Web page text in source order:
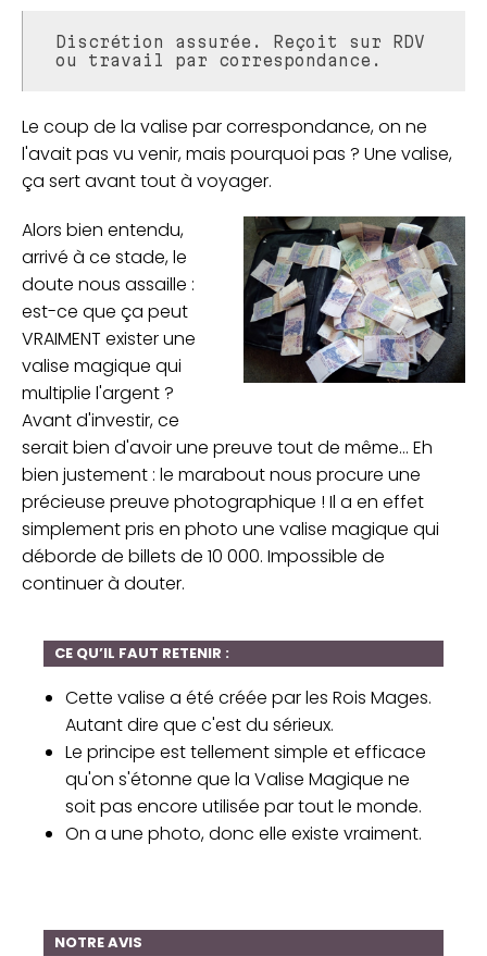
Discrétion assurée. Reçoit sur RDV
ou travail par correspondance.
Le coup de la valise par correspondance, on ne
l'avait pas vu venir, mais pourquoi pas ? Une valise,
ça sert avant tout à voyager.
Alors bien entendu,
arrivé à ce stade, le
doute nous assaille :
est-ce que ça peut
VRAIMENT exister une
valise magique qui
multiplie l'argent ?
Avant d'investir, ce
serait bien d'avoir une preuve tout de même... Eh
bien justement : le marabout nous procure une
précieuse preuve photographique ! Il a en effet
simplement pris en photo une valise magique qui
déborde de billets de 10 000. Impossible de
continuer à douter.
CE QU’IL FAUT RETENIR :
Cette valise a été créée par les Rois Mages.
Autant dire que c'est du sérieux.
Le principe est tellement simple et efficace
qu'on s'étonne que la Valise Magique ne
soit pas encore utilisée par tout le monde.
On a une photo, donc elle existe vraiment.
NOTRE AVIS